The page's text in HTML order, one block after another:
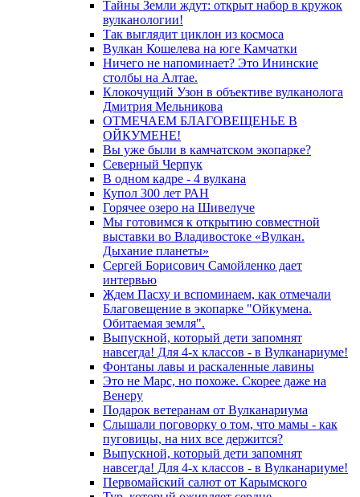
Тайны Земли ждут: открыт набор в кружок
вулканологии!
Так выглядит циклон из космоса
Вулкан Кошелева на юге Камчатки
Ничего не напоминает? Это Ининские
столбы на Алтае.
Клокочущий Узон в объективе вулканолога
Дмитрия Мельникова
ОТМЕЧАЕМ БЛАГОВЕЩЕНЬЕ В
ОЙКУМЕНЕ!
Вы уже были в камчатском экопарке?
Северный Черпук
В одном кадре - 4 вулкана
Купол 300 лет РАН
Горячее озеро на Шивелуче
Мы готовимся к открытию совместной
выставки во Владивостоке «Вулкан.
Дыхание планеты»
Сергей Борисович Самойленко дает
интервью
Ждем Пасху и вспоминаем, как отмечали
Благовещение в экопарке "Ойкумена.
Обитаемая земля".
Выпускной, который дети запомнят
навсегда! Для 4-х классов - в Вулканариуме!
Фонтаны лавы и раскаленные лавины
Это не Марс, но похоже. Скорее даже на
Венеру
Подарок ветеранам от Вулканариума
Слышали поговорку о том, что мамы - как
пуговицы, на них все держится?
Выпускной, который дети запомнят
навсегда! Для 4-х классов - в Вулканариуме!
Первомайский салют от Карымского